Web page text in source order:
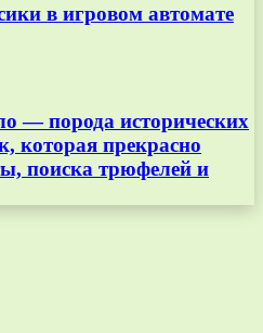
в игровом автомате
— порода исторических
которая прекрасно
поиска трюфелей и